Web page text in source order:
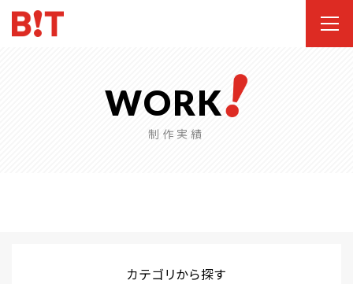
WORK
制作実績
カテゴリから探す